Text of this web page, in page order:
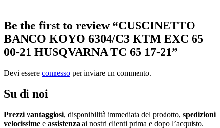
Be the first to review “CUSCINETTO
BANCO KOYO 6304/C3 KTM EXC 65
00-21 HUSQVARNA TC 65 17-21”
Devi essere connesso per inviare un commento.
Su di noi
Prezzi vantaggiosi, disponibilità immediata del prodotto, spedizioni
velocissime e assistenza ai nostri clienti prima e dopo l’acquisto.